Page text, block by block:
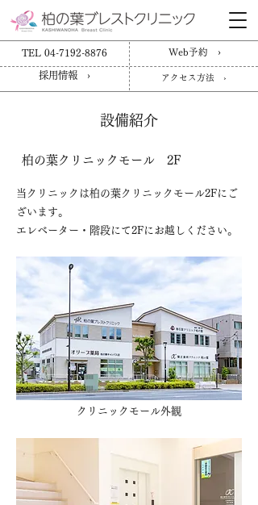
TEL 04-7192-8876 Web予約 ›
採用情報 › アクセス方法 ›
設備紹介
柏の葉クリニックモール 2F
当クリニックは柏の葉クリニックモール2Fにご
ざいます。
エレベーター・階段にて2Fにお越しください。
クリニックモール外観